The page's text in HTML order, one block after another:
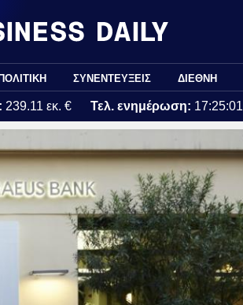
ΠΟΛΙΤΙΚΗ ΣΥΝΕΝΤΕΥΞΕΙΣ ΔΙΕΘΝΗ
239.11 εκ. € Τελ. ενημέρωση: 17:25:01